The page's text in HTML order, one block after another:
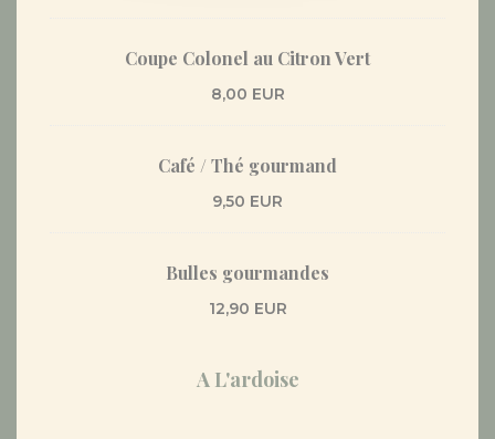
Coupe Colonel au Citron Vert
8,00 EUR
Café / Thé gourmand
9,50 EUR
Bulles gourmandes
12,90 EUR
A L'ardoise